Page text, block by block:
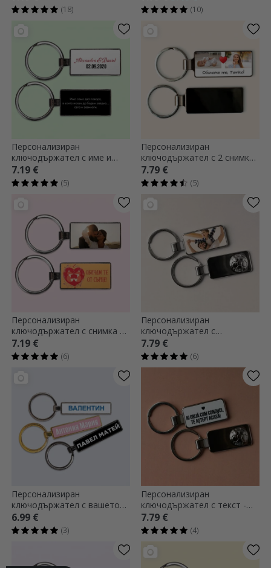
(18) (10)
Персонализиран
ключодържател с име и
послание
7.19 €
(5)
Персонализиран
ключодържател с 2 снимки
и послание
7.79 €
(5)
Персонализиран
ключодържател с снимка и
текст - Vulpite
7.19 €
(6)
Персонализиран
ключодържател с
фотография - модел
футбол
7.79 €
(6)
Персонализиран
ключодържател с вашето
име
6.99 €
(3)
Персонализиран
ключодържател с текст -
футболен дизайн
7.79 €
(4)